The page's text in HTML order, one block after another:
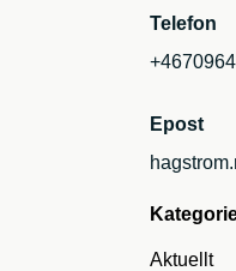
Telefon
Epost
Aktuellt